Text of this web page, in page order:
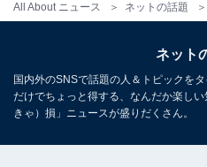
All About ニュース ネットの話題
ネット
国内外のSNSで話題の人＆トピックを
だけでちょっと得する、なんだか楽し
きゃ）損」ニュースが盛りだくさん。